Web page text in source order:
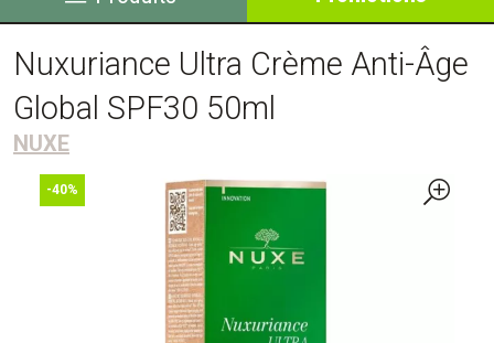
Nuxuriance Ultra Crème Anti-Âge
Global SPF30 50ml
NUXE
-40%